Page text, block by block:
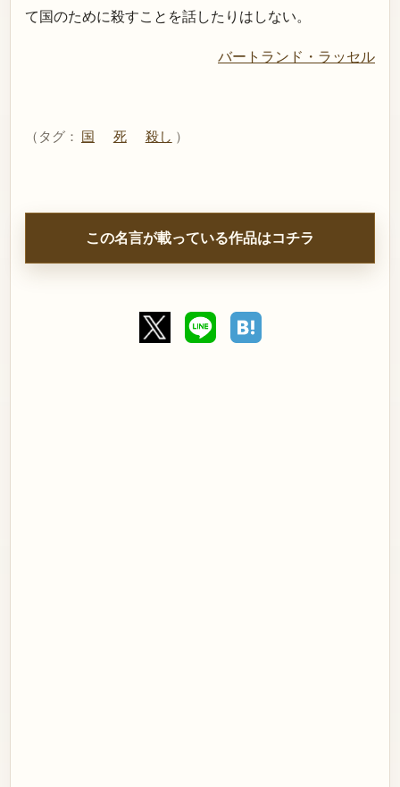
て国のために殺すことを話したりはしない。
バートランド・ラッセル
（タグ： 国 死 殺し ）
この名言が載っている作品はコチラ